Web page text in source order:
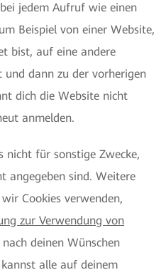
jedem Aufruf wie einen
Beispiel von einer Website,
bist, auf eine andere
dann zu der vorherigen
dich die Website nicht
anmelden.
nicht für sonstige Zwecke,
angegeben sind. Weitere
Cookies verwenden,
zur Verwendung von
deinen Wünschen
alle auf deinem